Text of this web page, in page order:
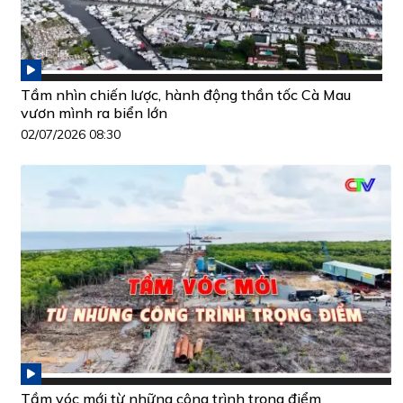
Tầm nhìn chiến lược, hành động thần tốc Cà Mau
vươn mình ra biển lớn
02/07/2026 08:30
Tầm vóc mới từ những công trình trọng điểm